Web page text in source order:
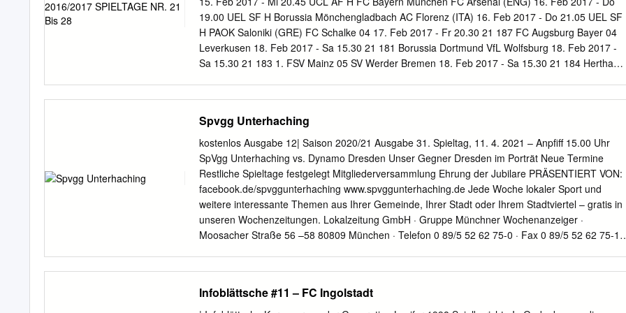
und 10. Spieltag Der 9 Spieltag Der 10. Spieltag (Ergebnisse lagen bei Redaktions- FC Ismaning
– FC Ingolstadt II 1:2 schluss noch nicht vor) SV Pullach – TSV Dachau 3:0 Türkspor Augsburg –
SV Kirchanschöring TSV Landsberg – TSV Wasserburg 3:0 TSV Schwabmünchen – TSV
Schwaben Augsburg SV Donaustauf – SV Kirchanschöring 1:1 FC Deisenhofen – FC Ismaning
Türkspor Augsburg 0:0 SV Donaustauf – SSV Jahn Regensburg TSV Wasserburg – VfR
VfB Hallbergmoos-Goldach – TSV Landsberg Die nächsten Spieltage Der 11.
19.00 UEL SF H Borussia Mönchengladbach AC Florenz (ITA) 16. Feb 2017 - Do 21.05 UEL SF
H PAOK Saloniki (GRE) FC Schalke 04 17. Feb 2017 - Fr 20.30 21 187 FC Augsburg Bayer 04
Leverkusen 18. Feb 2017 - Sa 15.30 21 181 Borussia Dortmund VfL Wolfsburg 18. Feb 2017 -
Sa 15.30 21 183 1. FSV Mainz 05 SV Werder Bremen 18. Feb 2017 - Sa 15.30 21 184 Hertha
Mönchengladbach RB Leipzig 19. Feb 2017 - So 17.30 21 185 1. FC Köln FC Schalke 04 21.
Feb 2017 - Di 20.45 UCL AF H Bayer 04 Leverkusen Atlético Madrid (ESP) 23. Feb 2017 - Do
19.00 UEL SF R FC Schalke 04 PAOK Saloniki (GRE) 23. Feb 2017 - Do 21.05 UEL SF R AC
Florenz (ITA) Borussia Mönchengladbach 24. Feb 2017 - Fr 20.30 22 194 VfL Wolfsburg SV
Werder Bremen 25. Feb 2017 - Sa 15.30 22 190 FC Bayern München Hamburger SV 25.
Spvgg Unterhaching
kostenlos Ausgabe 12| Saison 2020/21 Ausgabe 31. Spieltag, 11. 4. 2021 – Anpfiff 15.00 Uhr
SpVgg Unterhaching vs. Dynamo Dresden Unser Gegner Dresden im Porträt Neue Termine
Restliche Spieltage festgelegt Mitgliederversammlung Ehrung der Jubilare PRÄSENTIERT VON:
facebook.de/spvggunterhaching www.spvggunterhaching.de Jede Woche lokaler Sport und
weitere interessante Themen aus Ihrer Gemeinde, Ihrer Stadt oder Ihrem Stadtviertel – gratis in
unseren Wochenzeitungen. Lokalzeitung GmbH · Gruppe Münchner Wochenanzeiger ·
Moosacher Straße 56 –58 80809 München · Telefon 0 89/5 52 62 75-0 · Fax 0 89/5 52 62 75-11
Sachsen ist Tabellen- bis zur 86. Minute war es ein gelungener Oster- führer und spielt bislang
Infoblättsche #11 – FC Ingolstadt